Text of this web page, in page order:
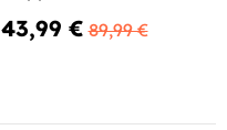
43,99 € 89,99 €